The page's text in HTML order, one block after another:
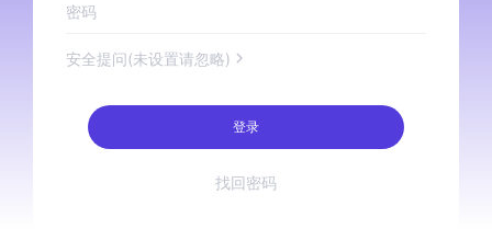
密码
安全提问(未设置请忽略)
登录
找回密码